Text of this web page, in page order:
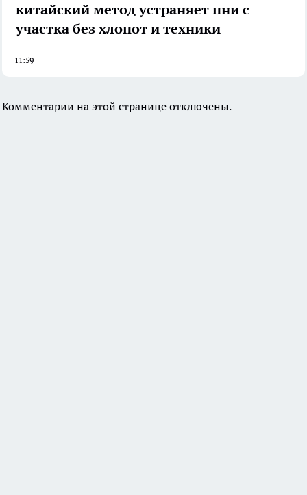
китайский метод устраняет пни с
участка без хлопот и техники
11:59
Комментарии на этой странице отключены.